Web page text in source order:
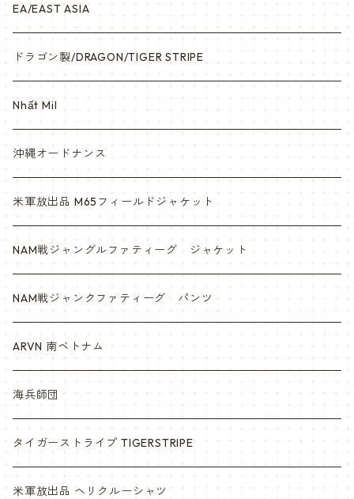
EA/EAST ASIA
ドラゴン製/DRAGON/TIGER STRIPE
Nhất Mil
沖縄オードナンス
米軍放出品 M65フィールドジャケット
NAM戦ジャングルファティーグ ジャケット
NAM戦ジャンクファティーグ パンツ
ARVN 南ベトナム
海兵師団
タイガーストライプ TIGERSTRIPE
米軍放出品 ヘリクルーシャツ